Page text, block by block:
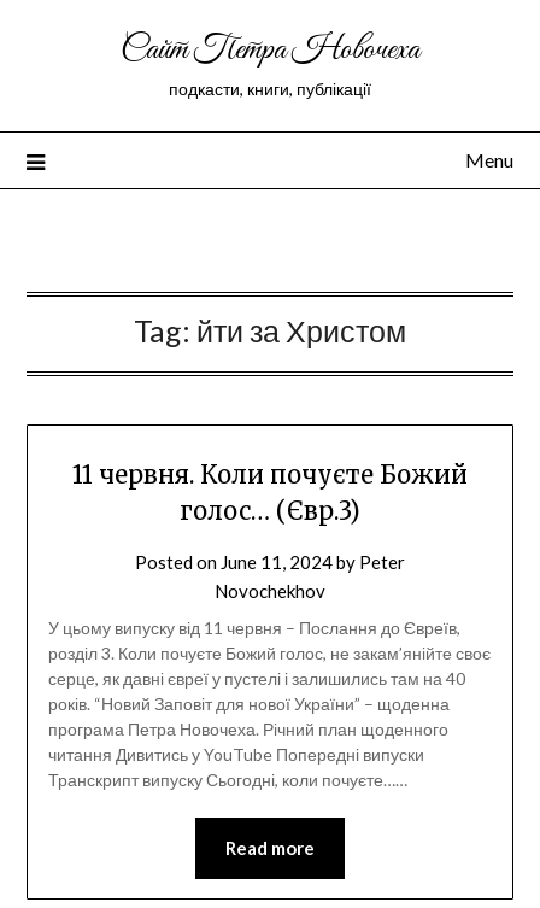
Сайт Петра Новочеха
подкасти, книги, публікації
Menu
Tag: йти за Христом
11 червня. Коли почуєте Божий
голос… (Євр.3)
Posted on June 11, 2024by Peter
Novochekhov
У цьому випуску від 11 червня – Послання до Євреїв,
розділ 3. Коли почуєте Божий голос, не закам’янійте своє
серце, як давні євреї у пустелі і залишились там на 40
років. “Новий Заповіт для нової України” – щоденна
програма Петра Новочеха. Річний план щоденного
читання Дивитись у YouTube Попередні випуски
Транскрипт випуску Сьогодні, коли почуєте……
Read more